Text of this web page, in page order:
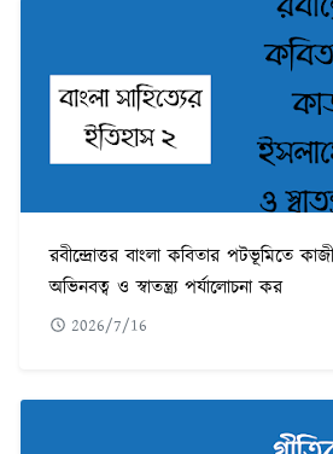
রবীন্দ্রোত্তর বাংলা কবিতার পটভূমিতে
অভিনবত্ব ও স্বাতন্ত্র্য পর্যালোচনা কর
2026/7/16